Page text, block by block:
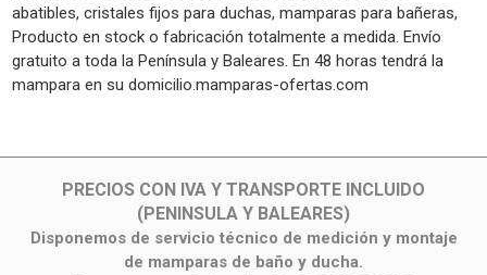
abatibles, cristales fijos para duchas, mamparas para bañeras,
Producto en stock o fabricación totalmente a medida. Envío
gratuito a toda la Península y Baleares. En 48 horas tendrá la
mampara en su domicilio.mamparas-ofertas.com
PRECIOS CON IVA Y TRANSPORTE INCLUIDO
(PENINSULA Y BALEARES)
Disponemos de servicio técnico de medición y montaje
de mamparas de baño y ducha.